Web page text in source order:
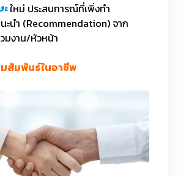
ใหม่ ประสบการณ์ที่เพิ่งทำ
ะนำ (Recommendation) จาก
มงาน/หัวหน้า
มสัมพันธ์ในอาชีพ